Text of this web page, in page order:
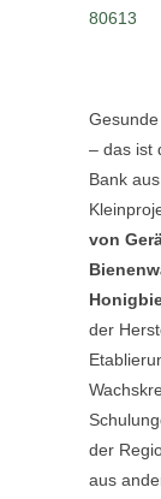
80613
– das ist
Bank
von
der
der
aus